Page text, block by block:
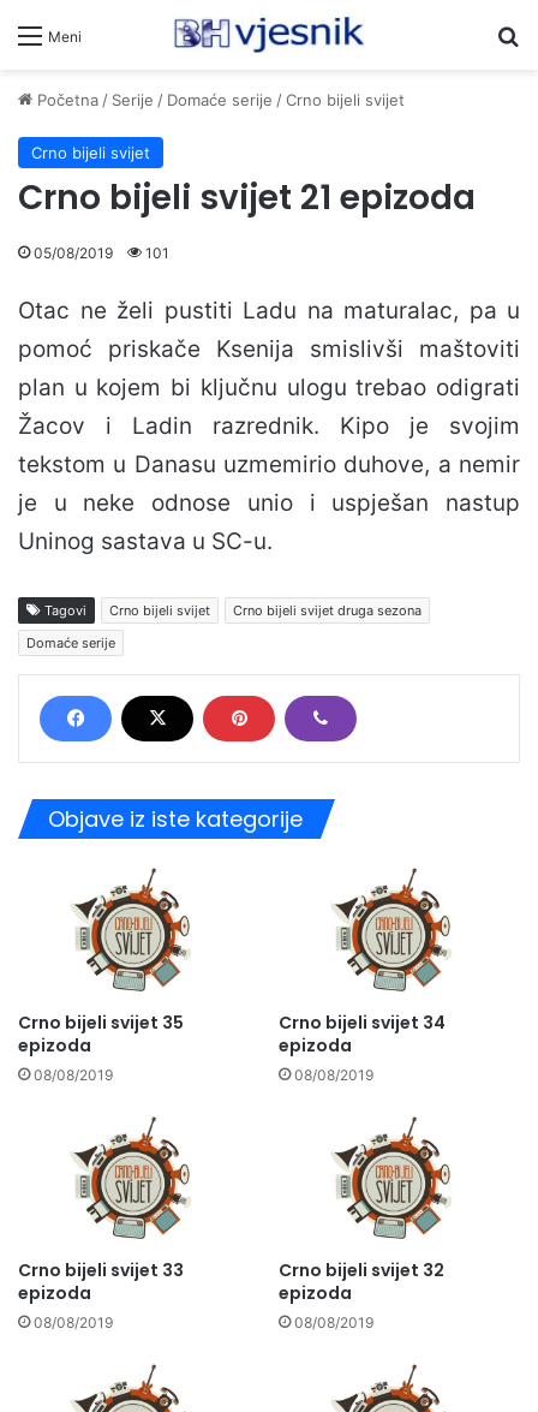
Meni
Početna/ Serije / Domaće serije /Crno bijeli svijet
Crno bijeli svijet
Crno bijeli svijet 21 epizoda
05/08/2019 101
Otac ne želi pustiti Ladu na maturalac, pa u
pomoć priskače Ksenija smislivši maštoviti
plan u kojem bi ključnu ulogu trebao odigrati
Žacov i Ladin razrednik. Kipo je svojim
tekstom u Danasu uzmemirio duhove, a nemir
je u neke odnose unio i uspješan nastup
Uninog sastava u SC-u.
Tagovi Crno bijeli svijet
Crno bijeli svijet druga sezona
Domaće serije
Objave iz iste kategorije
Crno bijeli svijet 35
epizoda
08/08/2019
Crno bijeli svijet 34
epizoda
08/08/2019
Crno bijeli svijet 33
epizoda
08/08/2019
Crno bijeli svijet 32
epizoda
08/08/2019